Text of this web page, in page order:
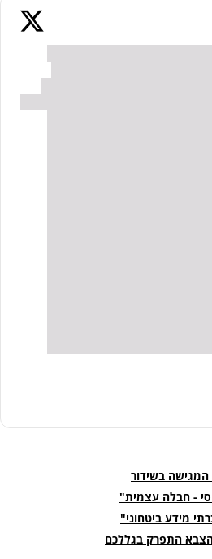
בשידור
- חבלה עצמית"
מידע ביטחוני"
התפרק בגללכם